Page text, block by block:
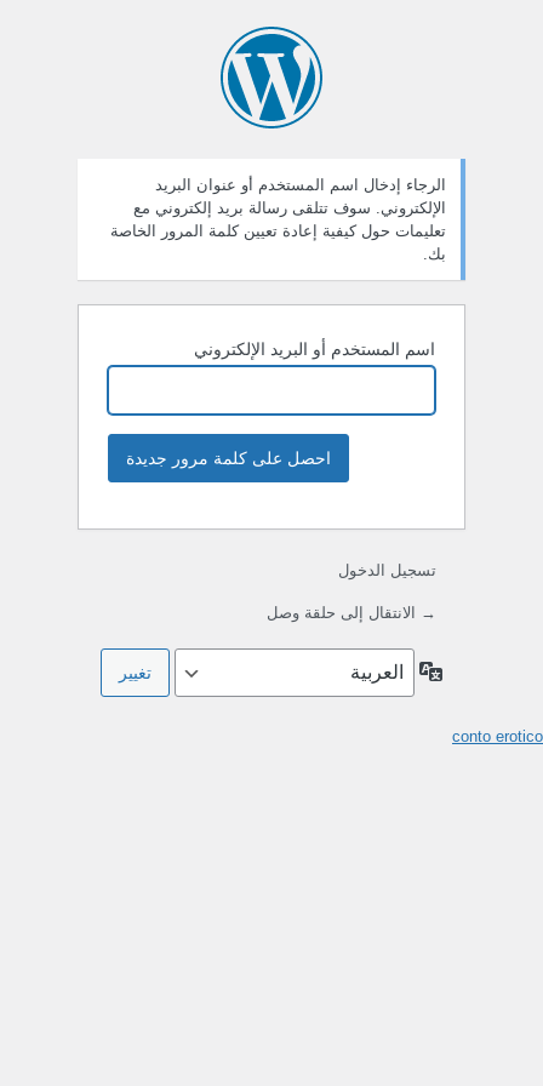
الرجاء إدخال اسم المستخدم أو عنوان البريد
الإلكتروني. سوف تتلقى رسالة بريد إلكتروني مع
تعليمات حول كيفية إعادة تعيين كلمة المرور الخاصة
بك.
اسم المستخدم أو البريد الإلكتروني
تسجيل الدخول
→ الانتقال إلى حلقة وصل
اللغة
conto erotico